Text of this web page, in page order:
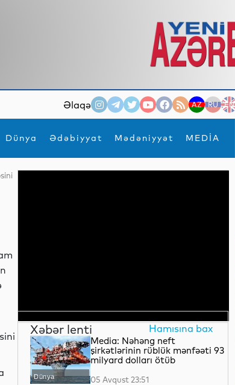
Əlaqə AZ RU EN
Dünya Ədəbiyyat Mədəniyyət MEDİA
×
Xəbər lenti Hamısına bax
Dünya
Media: Nəhəng neft
şirkətlərinin rüblük mənfəəti 93
milyard dolları ötüb
05 Avqust 23:51